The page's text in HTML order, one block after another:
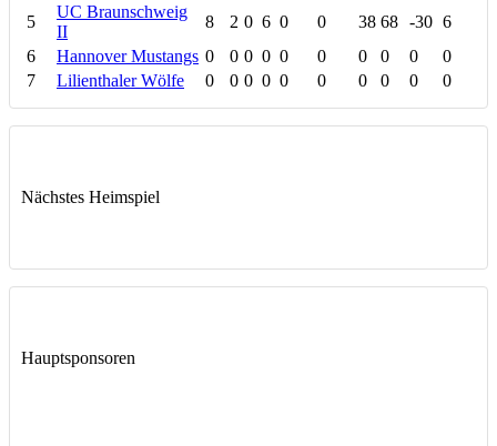
5
UC Braunschweig
II
8 2 0 6 0 0 38 68 -30 6
6
Hannover Mustangs 0 0 0 0 0 0 0 0 0
0
7
Lilienthaler Wölfe 0 0 0 0 0 0 0 0 0 0
Nächstes Heimspiel
Hauptsponsoren